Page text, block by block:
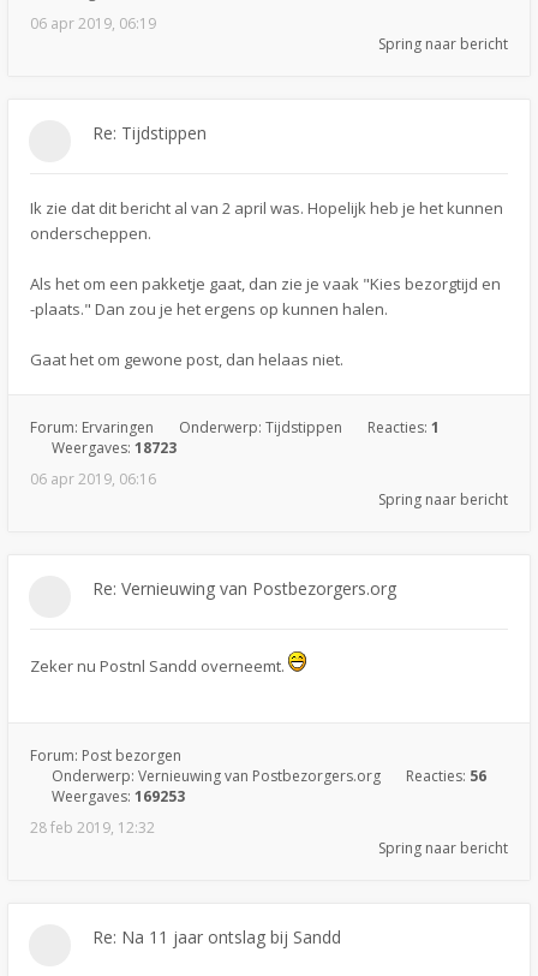
06 apr 2019, 06:19
Spring naar bericht
Re: Tijdstippen
Ik zie dat dit bericht al van 2 april was. Hopelijk heb je het kunnen
onderscheppen.
Als het om een pakketje gaat, dan zie je vaak "Kies bezorgtijd en
-plaats." Dan zou je het ergens op kunnen halen.
Gaat het om gewone post, dan helaas niet.
Forum: Ervaringen Onderwerp: Tijdstippen Reacties: 1
Weergaves: 18723
06 apr 2019, 06:16
Spring naar bericht
Re: Vernieuwing van Postbezorgers.org
Zeker nu Postnl Sandd overneemt.
Forum: Post bezorgen
Onderwerp: Vernieuwing van Postbezorgers.org Reacties: 56
Weergaves: 169253
28 feb 2019, 12:32
Spring naar bericht
Re: Na 11 jaar ontslag bij Sandd